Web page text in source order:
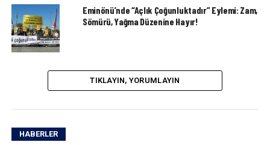
Eminönü’nde “Açlık Çoğunluktadır” Eylemi: Zam,
Sömürü, Yağma Düzenine Hayır!
TIKLAYIN, YORUMLAYIN
HABERLER